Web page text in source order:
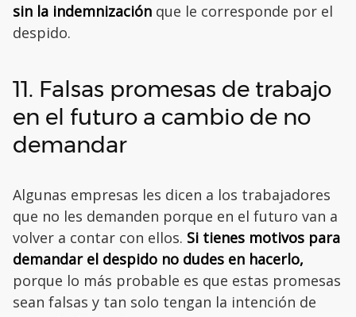
sin la indemnización que le corresponde por el
despido.
11. Falsas promesas de trabajo
en el futuro a cambio de no
demandar
Algunas empresas les dicen a los trabajadores
que no les demanden porque en el futuro van a
volver a contar con ellos. Si tienes motivos para
demandar el despido no dudes en hacerlo,
porque lo más probable es que estas promesas
sean falsas y tan solo tengan la intención de